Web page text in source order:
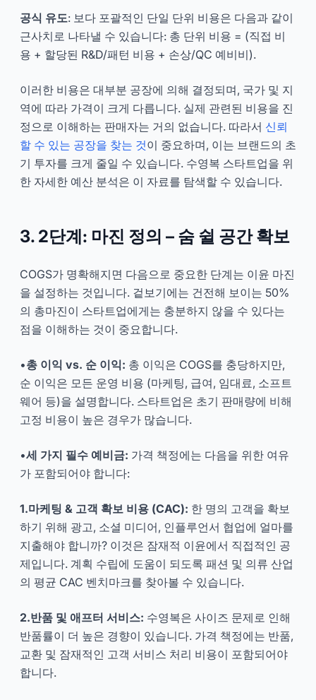
공식 유도: 보다 포괄적인 단일 단위 비용은 다음과 같이
근사치로 나타낼 수 있습니다: 총 단위 비용 = (직접 비
용 + 할당된 R&D/패턴 비용 + 손상/QC 예비비).
이러한 비용은 대부분 공장에 의해 결정되며, 국가 및 지
역에 따라 가격이 크게 다릅니다. 실제 관련된 비용을 진
정으로 이해하는 판매자는 거의 없습니다. 따라서 신뢰
할 수 있는 공장을 찾는 것이 중요하며, 이는 브랜드의 초
기 투자를 크게 줄일 수 있습니다. 수영복 스타트업을 위
한 자세한 예산 분석은 이 자료를 탐색할 수 있습니다.
3. 2단계: 마진 정의 – 숨 쉴 공간 확보
COGS가 명확해지면 다음으로 중요한 단계는 이윤 마진
을 설정하는 것입니다. 겉보기에는 건전해 보이는 50%
의 총마진이 스타트업에게는 충분하지 않을 수 있다는
점을 이해하는 것이 중요합니다.
•총 이익 vs. 순 이익: 총 이익은 COGS를 충당하지만,
순 이익은 모든 운영 비용 (마케팅, 급여, 임대료, 소프트
웨어 등)을 설명합니다. 스타트업은 초기 판매량에 비해
고정 비용이 높은 경우가 많습니다.
•세 가지 필수 예비금: 가격 책정에는 다음을 위한 여유
가 포함되어야 합니다:
1.마케팅 & 고객 확보 비용 (CAC): 한 명의 고객을 확보
하기 위해 광고, 소셜 미디어, 인플루언서 협업에 얼마를
지출해야 합니까? 이것은 잠재적 이윤에서 직접적인 공
제입니다. 계획 수립에 도움이 되도록 패션 및 의류 산업
의 평균 CAC 벤치마크를 찾아볼 수 있습니다.
2.반품 및 애프터 서비스: 수영복은 사이즈 문제로 인해
반품률이 더 높은 경향이 있습니다. 가격 책정에는 반품,
교환 및 잠재적인 고객 서비스 처리 비용이 포함되어야
합니다.